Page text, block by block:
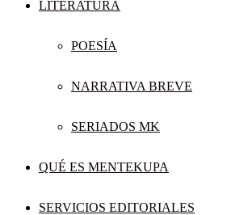
LITERATURA
POESÍA
NARRATIVA BREVE
SERIADOS MK
QUÉ ES MENTEKUPA
SERVICIOS EDITORIALES